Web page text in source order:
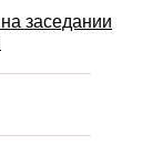
заседании